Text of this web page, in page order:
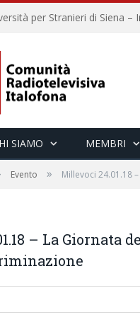
SIAMO MEMBRI
Evento » Millevoci 24.01.18
– La Giornata